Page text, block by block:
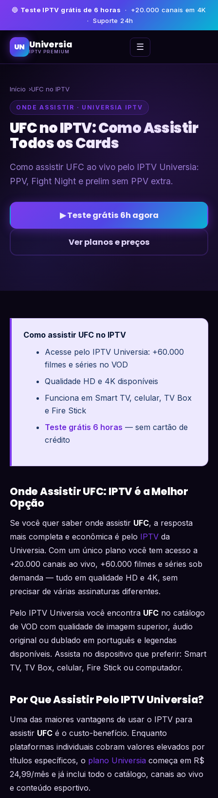
🔵 Teste IPTV grátis de 6 horas · +20.000 canais em 4K
· Suporte 24h
UN Universia
IPTV PREMIUM ☰
Início UFC no IPTV
ONDE ASSISTIR · UNIVERSIA IPTV
UFC no IPTV: Como Assistir
Todos os Cards
Como assistir UFC ao vivo pelo IPTV Universia:
PPV, Fight Night e prelim sem PPV extra.
▶ Teste grátis 6h agora
Ver planos e preços
Como assistir UFC no IPTV
Acesse pelo IPTV Universia: +60.000
filmes e séries no VOD
Qualidade HD e 4K disponíveis
Funciona em Smart TV, celular, TV Box
e Fire Stick
Teste grátis 6 horas — sem cartão de
crédito
Onde Assistir UFC: IPTV é a Melhor
Opção
Se você quer saber onde assistir UFC, a resposta
mais completa e econômica é pelo IPTV da
Universia. Com um único plano você tem acesso a
+20.000 canais ao vivo, +60.000 filmes e séries sob
demanda — tudo em qualidade HD e 4K, sem
precisar de várias assinaturas diferentes.
Pelo IPTV Universia você encontra UFC no catálogo
de VOD com qualidade de imagem superior, áudio
original ou dublado em português e legendas
disponíveis. Assista no dispositivo que preferir: Smart
TV, TV Box, celular, Fire Stick ou computador.
Por Que Assistir Pelo IPTV Universia?
Uma das maiores vantagens de usar o IPTV para
assistir UFC é o custo-benefício. Enquanto
plataformas individuais cobram valores elevados por
títulos específicos, o plano Universia começa em R$
24,99/mês e já inclui todo o catálogo, canais ao vivo
e conteúdo esportivo.